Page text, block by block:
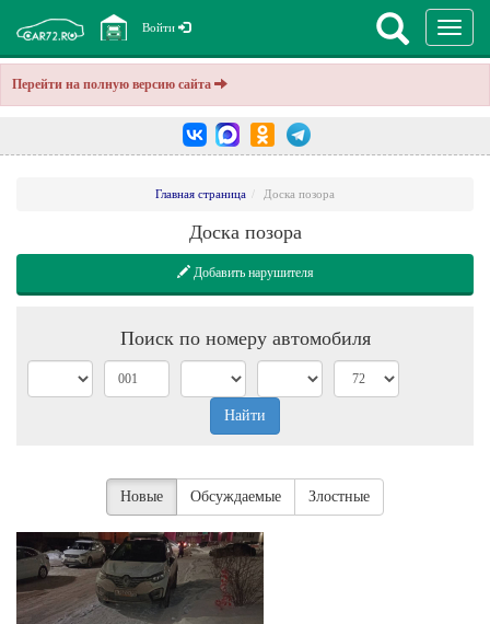
Перейти на полную версию сайта
Войти
Главная страница Доска позора
Доска позора
Добавить нарушителя
Поиск по номеру автомобиля
Найти
Новые Обсуждаемые Злостные